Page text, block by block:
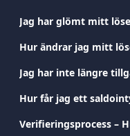
Hur ändrar jag mitt
Hur får jag ett